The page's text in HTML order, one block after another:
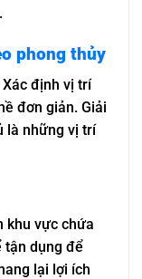
phong thủy
định vị trí
đơn giản. Giải
là những vị trí
khu vực chứa
tận dụng để
lại lợi ích